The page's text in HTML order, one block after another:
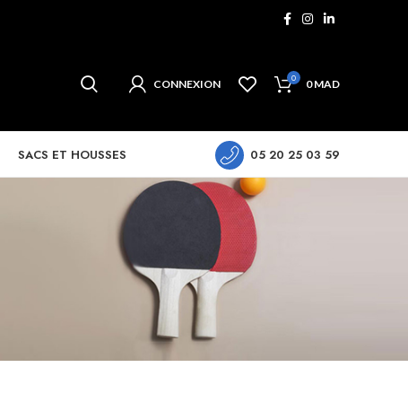
CONNEXION 0 0MAD
SACS ET HOUSSES 05 20 25 03 59